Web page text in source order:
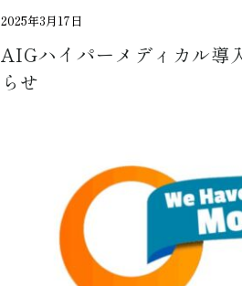
2025年3月17日
AIGハイパーメディカル導
らせ